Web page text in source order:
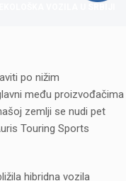
po nižim
među proizvođačima
zemlji se nudi pet
Touring Sports
hibridna vozila